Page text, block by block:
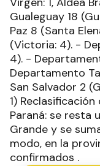
Gualeguay 18
Paz 8 (Santa
(Victoria: 4). -
4). -
Departamento
San Salvador 2
1)
Paraná: se resta
Grande y se
modo, en la
confirmados .